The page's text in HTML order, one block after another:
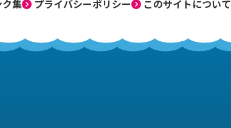
集 プライバシーポリシー このサイトについて